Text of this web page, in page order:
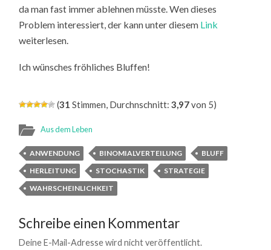
da man fast immer ablehnen müsste. Wen dieses
Problem interessiert, der kann unter diesem Link
weiterlesen.
Ich wünsches fröhliches Bluffen!
(31 Stimmen, Durchnschnitt:3,97von 5)
Aus dem Leben
ANWENDUNG BINOMIALVERTEILUNG
BLUFF
HERLEITUNG
STOCHASTIK
STRATEGIE
WAHRSCHEINLICHKEIT
Schreibe einen Kommentar
Deine E-Mail-Adresse wird nicht veröffentlicht.